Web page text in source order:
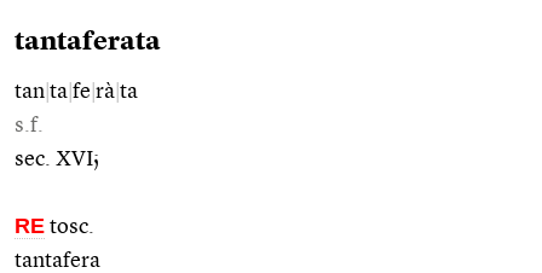
tantaferata
tan ta fe rà ta
s.f.
sec. XVI;
RE tosc.
tantafera